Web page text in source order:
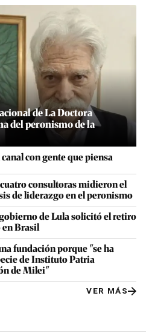
de La Doctora
del peronismo de la
con gente que piensa
consultoras midieron el
de liderazgo en el peronismo
de Lula solicitó el retiro
Brasil
fundación porque "se ha
de Instituto Patria
de Milei"
VER MÁS